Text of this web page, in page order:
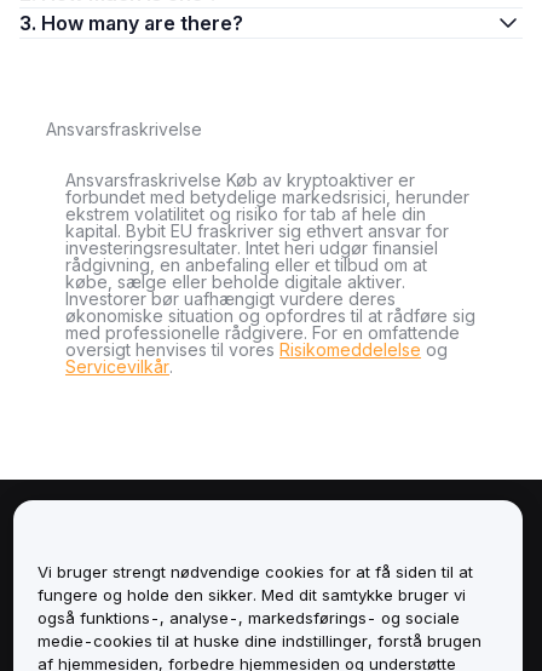
3. How many are there?
Ansvarsfraskrivelse
Ansvarsfraskrivelse Køb av kryptoaktiver er
forbundet med betydelige markedsrisici, herunder
ekstrem volatilitet og risiko for tab af hele din
kapital. Bybit EU fraskriver sig ethvert ansvar for
investeringsresultater. Intet heri udgør finansiel
rådgivning, en anbefaling eller et tilbud om at
købe, sælge eller beholde digitale aktiver.
Investorer bør uafhængigt vurdere deres
økonomiske situation og opfordres til at rådføre sig
med professionelle rådgivere. For en omfattende
oversigt henvises til vores Risikomeddelelse og
Servicevilkår.
Tjenester
Support
Vi bruger strengt nødvendige cookies for at få siden til at
fungere og holde den sikker. Med dit samtykke bruger vi
også funktions-, analyse-, markedsførings- og sociale
medie-cookies til at huske dine indstillinger, forstå brugen
af hjemmesiden, forbedre hjemmesiden og understøtte